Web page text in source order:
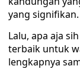
yang signifikan.
Lalu, apa aja
terbaik untuk
lengkapnya